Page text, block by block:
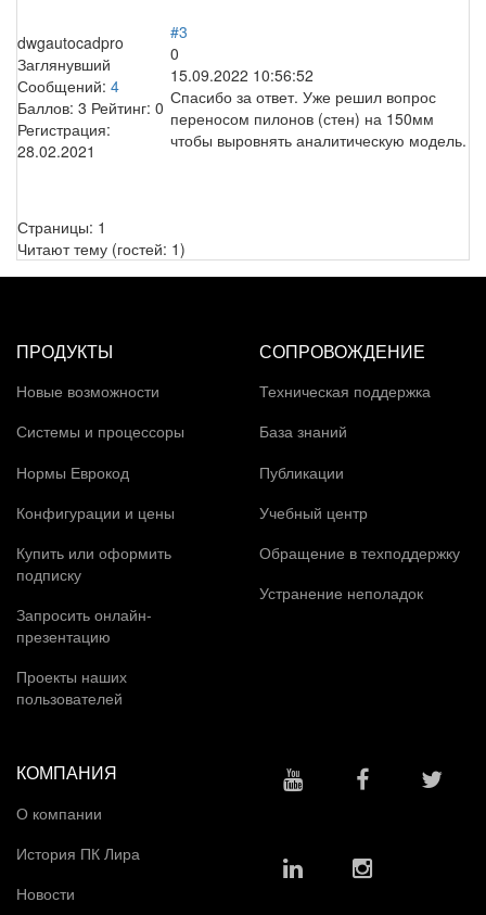
dwgautocadpro
Заглянувший
Сообщений: 4
Баллов: 3 Рейтинг: 0
Регистрация:
28.02.2021
#3
0
15.09.2022 10:56:52
Спасибо за ответ. Уже решил вопрос
переносом пилонов (стен) на 150мм
чтобы выровнять аналитическую модель.
Страницы: 1
Читают тему (гостей: 1)
ПРОДУКТЫ
Новые возможности
Системы и процессоры
Нормы Еврокод
Конфигурации и цены
Купить или оформить
подписку
Запросить онлайн-
презентацию
Проекты наших
пользователей
СОПРОВОЖДЕНИЕ
Техническая поддержка
База знаний
Публикации
Учебный центр
Обращение в техподдержку
Устранение неполадок
КОМПАНИЯ
О компании
История ПК Лира
Новости